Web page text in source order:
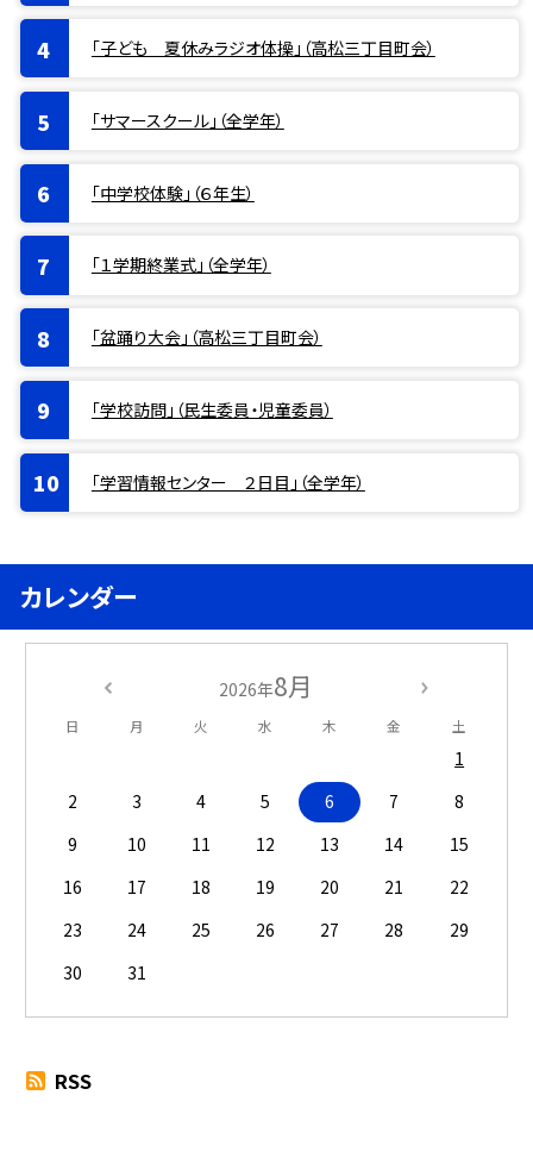
「子ども 夏休みラジオ体操」（高松三丁目町会）
「サマースクール」（全学年）
「中学校体験」（６年生）
「１学期終業式」（全学年）
「盆踊り大会」（高松三丁目町会）
「学校訪問」（民生委員・児童委員）
「学習情報センター ２日目」（全学年）
カレンダー
2026年8月
日 月 火 水 木 金 土
1
2
3 4 5 6 7
8
9
10 11 12 13 14
15
16
17 18 19 20 21
22
23
24 25 26 27 28
29
30
31
RSS